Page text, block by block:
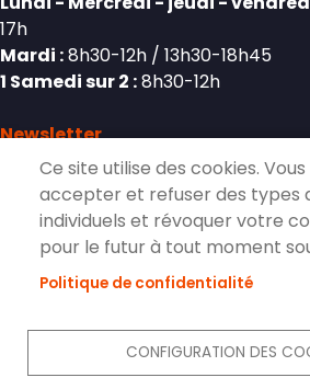
17h
Mardi :8h30-12h / 13h30-18h45
1 Samedi sur 2 :8h30-12h
Newsletter
S'inscrire à la lettre d'information de
Pierrelaye
Réseaux sociaux
Ce site utilise des cookies.
accepter et refuser des types
individuels et révoquer votre
pour le futur à tout moment
Politique de confidentialité
CONFIGURATION DES